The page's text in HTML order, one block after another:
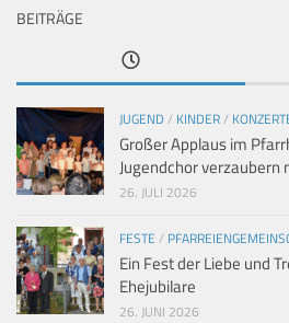
BEITRÄGE
JUGEND / KINDER/
Großer Applaus im
Jugendchor verzaubern
26. JULI 2026
FESTE /
Ein Fest der Liebe und
Ehejubilare
26. JUNI 2026